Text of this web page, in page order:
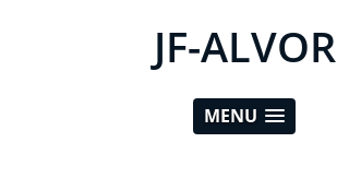
JF-ALVOR
MENU